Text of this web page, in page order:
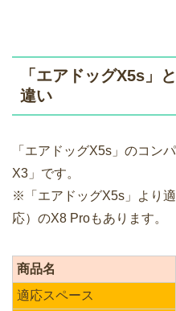
「エアドッグX5s」
違い
「エアドッグX5s」のコン
X3」です。
※「エアドッグX5s」より
応）のX8 Proもあります。
商品名
適応スペース